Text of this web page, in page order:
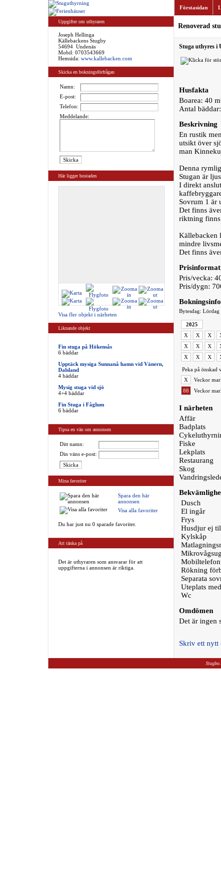
Uppgifter om uthyraren
Joseph Hellinga
Källebackens Stugby
54694 Undenäs
Mobil: 0703543669
Hemsida: www.kallebacken.com
Skicka en bokningsförfrågan
Namn:
E-post:
Telefon:
Meddelande:
Här ligger bostaden
Visa fler objekt i närheten
Liknande objekt
Fin stuga på Hökensås
6 bäddar
Upptäck mysiga Sunnanå hamn vid Vänern,
Dalsland
4 bäddar
Mysig stuga vid sjö
4+4 bäddar
Fin Stuga i Fåglum
6 bäddar
Tipsa en vän om annonsen
Ditt namn:
Din väns e-post:
Mina favoriter
Spara den här
annonsen
Visa alla favoriter
Du har just nu 0 sparade favoriter.
Att tänka på
Det är uthyraren som ansvarar för att
uppgifterna i annonsen är riktiga.
Förstasidan
Renoverad
Stuga uthyres i
Husfakta
Boarea: 40
Antal
Beskrivning
En rustik
utsikt över
man
Denna
Stugan är
I direkt
Sovrum 1 är
Det finns
riktning
Källebacken
mindre
Det finns
Pris/vecka:
Pris/dygn:
Bytesdag: Lördag
2025
X
X X
X
X X
X
X X
Peka på önskad
X
Veckor
88
Veckor
I närheten
Affär
Badplats
Fiske
Lekplats
Restaurang
Skog
Dusch
El ingår
Frys
Husdjur ej
Kylskåp
Rökning
Separata
Uteplats
Wc
Omdömen
Det är ingen
Skriv ett nytt